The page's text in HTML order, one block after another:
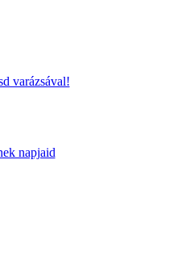
varázsával!
napjaid